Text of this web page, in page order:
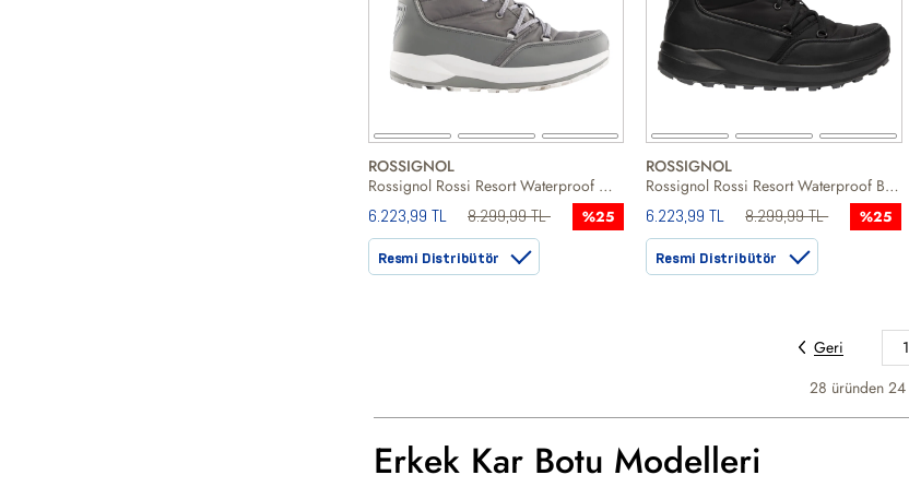
ROSSIGNOL
Rossignol Rossi Resort Waterproof Grey Unisex Gri Kar Botu
6.223,99 TL 8.299,99 TL %25
Resmi Distribütör
ROSSIGNOL
Rossignol Rossi Resort Waterproof Black 20 Unisex Siyah Kar Botu
6.223,99 TL 8.299,99 TL %25
Resmi Distribütör
Geri 1
28 üründen 24
Erkek Kar Botu Modelleri